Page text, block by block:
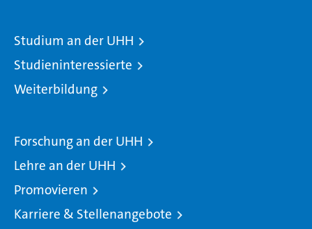
Studium an der UHH
Studieninteressierte
Weiterbildung
Forschung an der UHH
Lehre an der UHH
Promovieren
Karriere & Stellenangebote